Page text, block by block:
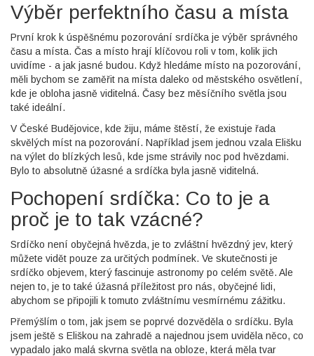
Výběr perfektního času a místa
První krok k úspěšnému pozorování srdíčka je výběr správného
času a místa. Čas a místo hrají klíčovou roli v tom, kolik jich
uvidíme - a jak jasné budou. Když hledáme místo na pozorování,
měli bychom se zaměřit na místa daleko od městského osvětlení,
kde je obloha jasně viditelná. Časy bez měsíčního světla jsou
také ideální.
V České Budějovice, kde žiju, máme štěstí, že existuje řada
skvělých míst na pozorování. Například jsem jednou vzala Elišku
na výlet do blízkých lesů, kde jsme strávily noc pod hvězdami.
Bylo to absolutně úžasné a srdíčka byla jasně viditelná.
Pochopení srdíčka: Co to je a
proč je to tak vzácné?
Srdíčko není obyčejná hvězda, je to zvláštní hvězdný jev, který
můžete vidět pouze za určitých podmínek. Ve skutečnosti je
srdíčko objevem, který fascinuje astronomy po celém světě. Ale
nejen to, je to také úžasná příležitost pro nás, obyčejné lidi,
abychom se připojili k tomuto zvláštnímu vesmírnému zážitku.
Přemýšlím o tom, jak jsem se poprvé dozvěděla o srdíčku. Byla
jsem ještě s Eliškou na zahradě a najednou jsem uviděla něco, co
vypadalo jako malá skvrna světla na obloze, která měla tvar